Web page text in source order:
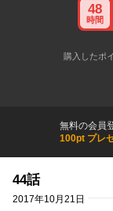
48
時間
購入したポ
無料の会員
100pt プレ
44話
2017年10月21日